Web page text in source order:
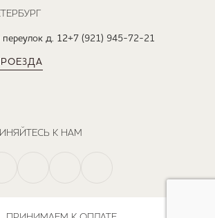
д. 12+7 (921) 945-72-21
К НАМ